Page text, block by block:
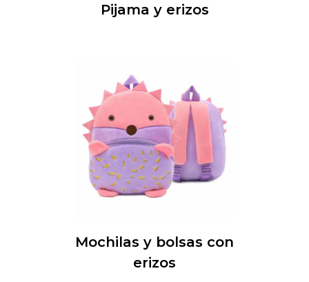
Pijama y erizos
Mochilas y bolsas con
erizos